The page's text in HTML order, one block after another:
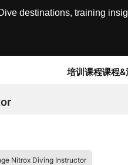
destinations, training
培训课程课程&
Nitrox Diving Instructor